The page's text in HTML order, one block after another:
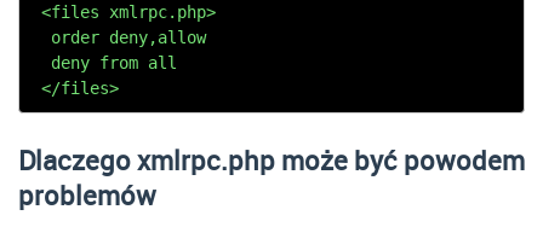
</files>
Dlaczego xmlrpc.php może być powodem
problemów